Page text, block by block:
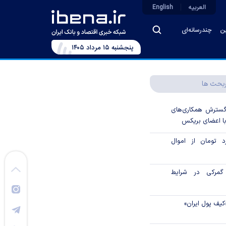
چندرسانه‌ای
العربیه English
پنجشنبه ۱۵ مرداد ۱۴۰۵
ها
گسترش همکاری‌های
اعضای بریکس
میلیارد تومان از اموال
در شرایط
پول ایران»